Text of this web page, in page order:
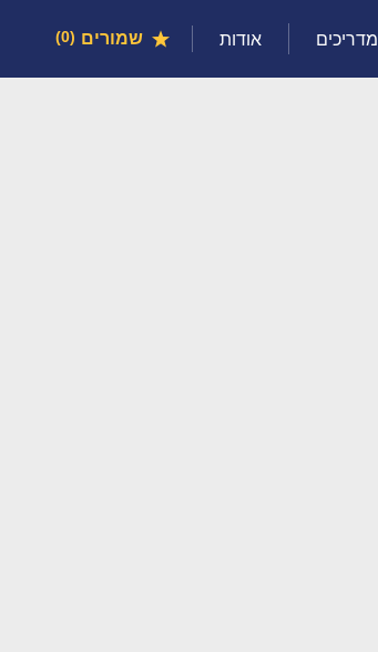
מדריכים אודות שמורים 0